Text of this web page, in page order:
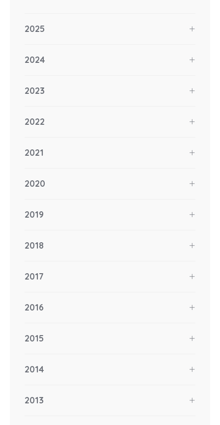
2025
2024
2023
2022
2021
2020
2019
2018
2017
2016
2015
2014
2013